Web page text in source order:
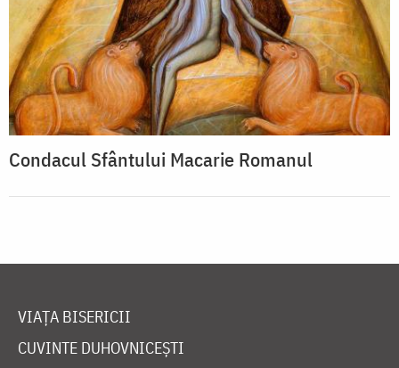
Condacul Sfântului Macarie Romanul
VIAȚA BISERICII
CUVINTE DUHOVNICEȘTI